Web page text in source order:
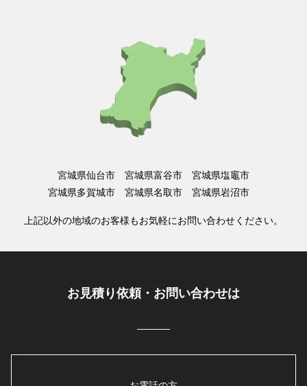
宮城県仙台市 宮城県富谷市 宮城県塩竈市
宮城県多賀城市 宮城県名取市 宮城県岩沼市
上記以外の地域のお客様もお気軽にお問い合わせください。
お見積り依頼・お問い合わせは